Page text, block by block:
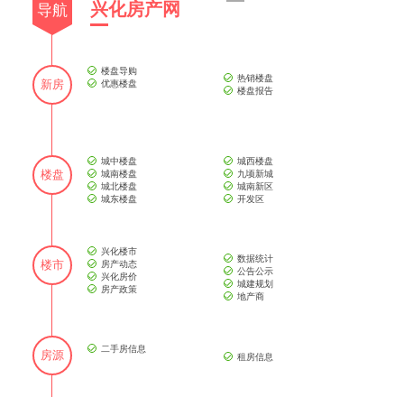
导航 兴化房产网
新房
楼盘导购
优惠楼盘
热销楼盘
楼盘报告
楼盘
城中楼盘
城南楼盘
城北楼盘
城东楼盘
城西楼盘
九顷新城
城南新区
开发区
楼市
兴化楼市
房产动态
兴化房价
房产政策
数据统计
公告公示
城建规划
地产商
房源
二手房信息
租房信息